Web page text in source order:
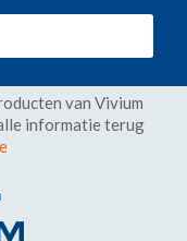
van Vivium
informatie terug